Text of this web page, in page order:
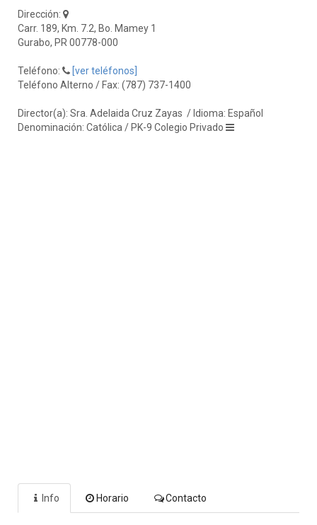
Dirección:
Carr. 189, Km. 7.2, Bo. Mamey 1
Gurabo, PR 00778-000
Teléfono:
[ver teléfonos]
Teléfono Alterno / Fax: (787) 737-1400
Director(a): Sra. Adelaida Cruz Zayas / Idioma: Español
Denominación: Católica / PK-9 Colegio Privado
Info Horario Contacto